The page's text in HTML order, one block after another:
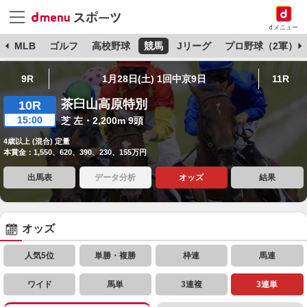
dメニュー
MLB ゴルフ 高校野球 競馬 Jリーグ プロ野球（2軍）
9R 1月28日(土) 1回中京9日 11R
10R
15:00
茶臼山高原特別
芝 左・2,200m 9頭
4歳以上 (混合) 定量
本賞金：1,550、620、390、230、155万円
出馬表 データ分析 オッズ 結果
オッズ
人気5位 単勝・複勝 枠連 馬連
ワイド 馬単 3連複 3連単